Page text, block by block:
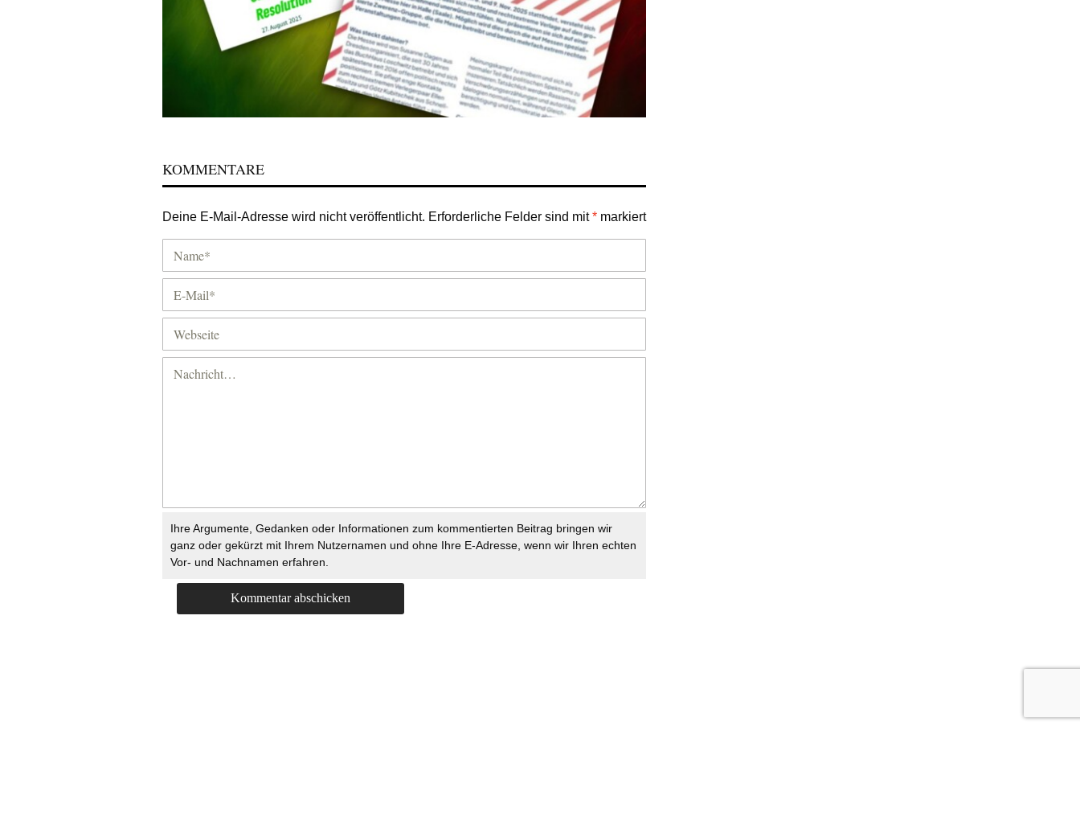
KOMMENTARE
Deine E-Mail-Adresse wird nicht veröffentlicht. Erforderliche Felder sind mit* markiert
Ihre Argumente, Gedanken oder Informationen zum kommentierten Beitrag bringen wir
ganz oder gekürzt mit Ihrem Nutzernamen und ohne Ihre E-Adresse, wenn wir Ihren echten
Vor- und Nachnamen erfahren.